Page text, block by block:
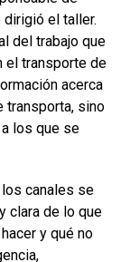
el taller.
del trabajo que
el transporte de
acerca
transporta, sino
los que se
canales se
clara de lo que
y qué no